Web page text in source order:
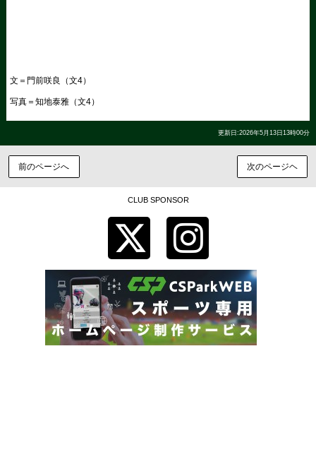
文＝門前咲良（文4）
写真＝知地泰雅（文4）
更新日:2026年5月13日13時00分
前のページへ 次のページヘ
CLUB SPONSOR